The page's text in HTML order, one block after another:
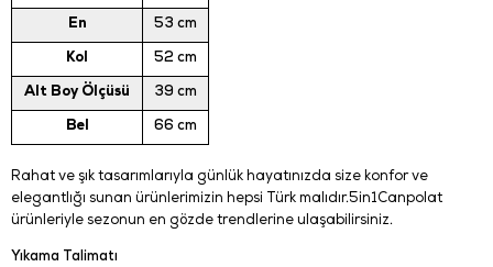
En 53 cm
Kol 52 cm
Alt Boy Ölçüsü 39 cm
Bel 66 cm
Rahat ve şık tasarımlarıyla günlük hayatınızda size konfor ve
elegantlığı sunan ürünlerimizin hepsi Türk malıdır.5in1Canpolat
ürünleriyle sezonun en gözde trendlerine ulaşabilirsiniz.
Yıkama Talimatı